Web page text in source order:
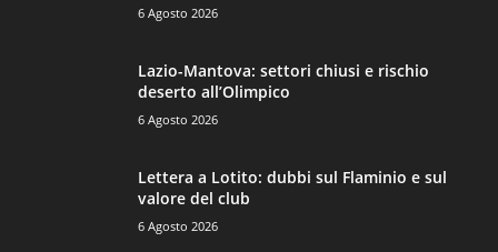
6 Agosto 2026
Lazio-Mantova: settori chiusi e rischio
deserto all’Olimpico
6 Agosto 2026
Lettera a Lotito: dubbi sul Flaminio e sul
valore del club
6 Agosto 2026